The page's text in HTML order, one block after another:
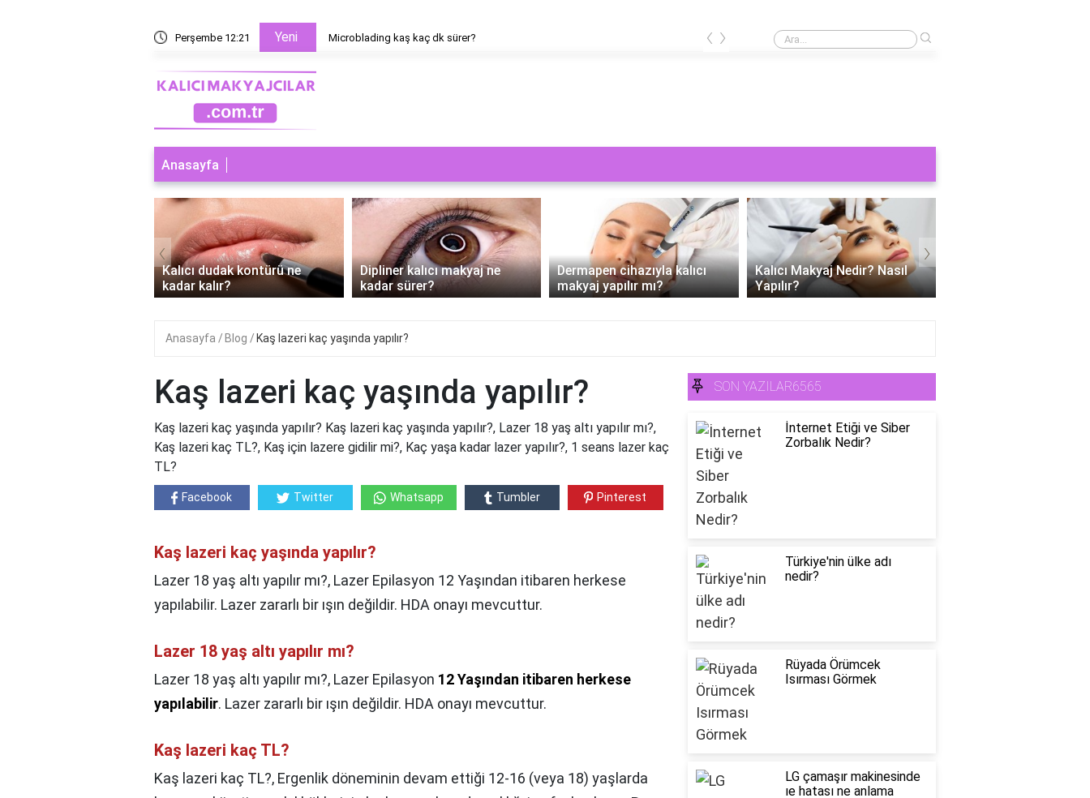
Perşembe 12:21 Yeni Microblading kaş kaç dk sürer? Kaş yaptırmak ne kadar 2024?
‹ ›
Anasayfa
Kalıcı dudak kontürü ne
kadar kalır?
Dipliner kalıcı makyaj ne
kadar sürer?
Dermapen cihazıyla kalıcı
makyaj yapılır mı?
Kalıcı Makyaj Nedir? Nasıl
Yapılır?
‹ ›
Anasayfa Blog Kaş lazeri kaç yaşında yapılır?
Kaş lazeri kaç yaşında yapılır?
Kaş lazeri kaç yaşında yapılır? Kaş lazeri kaç yaşında yapılır?, Lazer 18 yaş altı yapılır mı?,
Kaş lazeri kaç TL?, Kaş için lazere gidilir mi?, Kaç yaşa kadar lazer yapılır?, 1 seans lazer kaç
TL?
Facebook Twitter Whatsapp Tumbler Pinterest
Kaş lazeri kaç yaşında yapılır?
Lazer 18 yaş altı yapılır mı?, Lazer Epilasyon 12 Yaşından itibaren herkese
yapılabilir. Lazer zararlı bir ışın değildir. HDA onayı mevcuttur.
Lazer 18 yaş altı yapılır mı?
Lazer 18 yaş altı yapılır mı?, Lazer Epilasyon 12 Yaşından itibaren herkese
yapılabilir. Lazer zararlı bir ışın değildir. HDA onayı mevcuttur.
Kaş lazeri kaç TL?
Kaş lazeri kaç TL?, Ergenlik döneminin devam ettiği 12-16 (veya 18) yaşlarda
SON YAZILAR6565
İnternet Etiği ve Siber
Zorbalık Nedir?
Türkiye'nin ülke adı
nedir?
Rüyada Örümcek
Isırması Görmek
LG çamaşır makinesinde
ıe hatası ne anlama